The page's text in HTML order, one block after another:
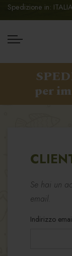
Spedizione in: ITALIA
per
Se hai un
email.
Indirizzo